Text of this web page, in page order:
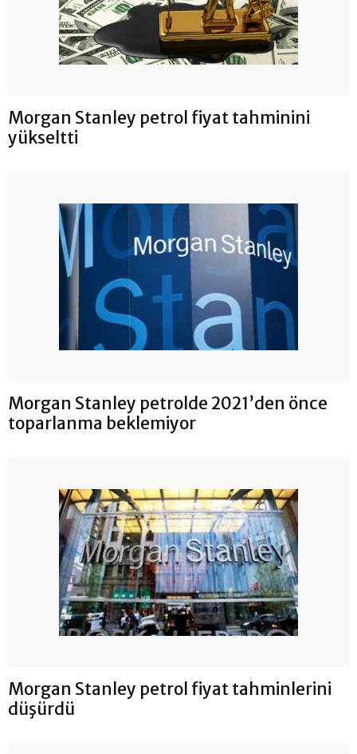
Morgan Stanley petrol fiyat tahminini
yükseltti
Morgan Stanley petrolde 2021’den önce
toparlanma beklemiyor
Morgan Stanley petrol fiyat tahminlerini
düşürdü